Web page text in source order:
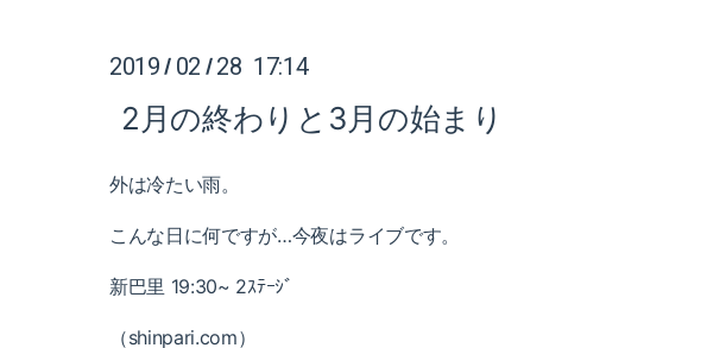
2019 / 02 / 28 17:14
2月の終わりと3月の始まり
外は冷たい雨。
こんな日に何ですが…今夜はライブです。
新巴里 19:30~ 2ｽﾃｰｼﾞ
（shinpari.com）